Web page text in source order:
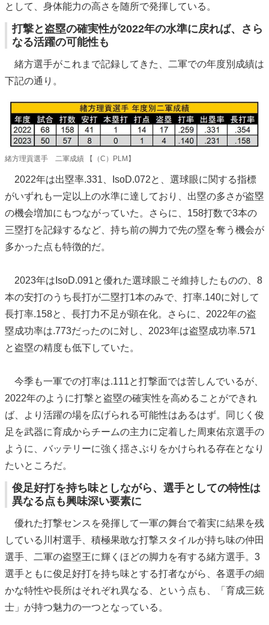
として、身体能力の高さを随所で発揮している。
打撃と盗塁の確実性が2022年の水準に戻れば、さら
なる活躍の可能性も
緒方選手がこれまで記録してきた、二軍での年度別成績は
下記の通り。
緒方理貢選手 二軍成績 【（C）PLM】
2022年は出塁率.331、IsoD.072と、選球眼に関する指標
がいずれも一定以上の水準に達しており、出塁の多さが盗塁
の機会増加にもつながっていた。さらに、158打数で3本の
三塁打を記録するなど、持ち前の脚力で先の塁を奪う機会が
多かった点も特徴的だ。
2023年はIsoD.091と優れた選球眼こそ維持したものの、8
本の安打のうち長打が二塁打1本のみで、打率.140に対して
長打率.158と、長打力不足が顕在化。さらに、2022年の盗
塁成功率は.773だったのに対し、2023年は盗塁成功率.571
と盗塁の精度も低下していた。
今季も一軍での打率は.111と打撃面では苦しんでいるが、
2022年のように打撃と盗塁の確実性を高めることができれ
ば、より活躍の場を広げられる可能性はあるはず。同じく俊
足を武器に育成からチームの主力に定着した周東佑京選手の
ように、バッテリーに強く揺さぶりをかけられる存在となり
たいところだ。
俊足好打を持ち味としながら、選手としての特性は
異なる点も興味深い要素に
優れた打撃センスを発揮して一軍の舞台で着実に結果を残
している川村選手、積極果敢な打撃スタイルが持ち味の仲田
選手、二軍の盗塁王に輝くほどの脚力を有する緒方選手。3
選手ともに俊足好打を持ち味とする打者ながら、各選手の細
かな特性や長所はそれぞれ異なる、という点も、「育成三銃
士」が持つ魅力の一つとなっている。